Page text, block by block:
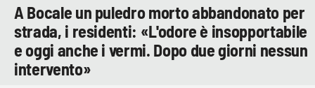
A Bocale un puledro morto abbandonato per
strada, i residenti: «L'odore è insopportabile
e oggi anche i vermi. Dopo due giorni nessun
intervento»